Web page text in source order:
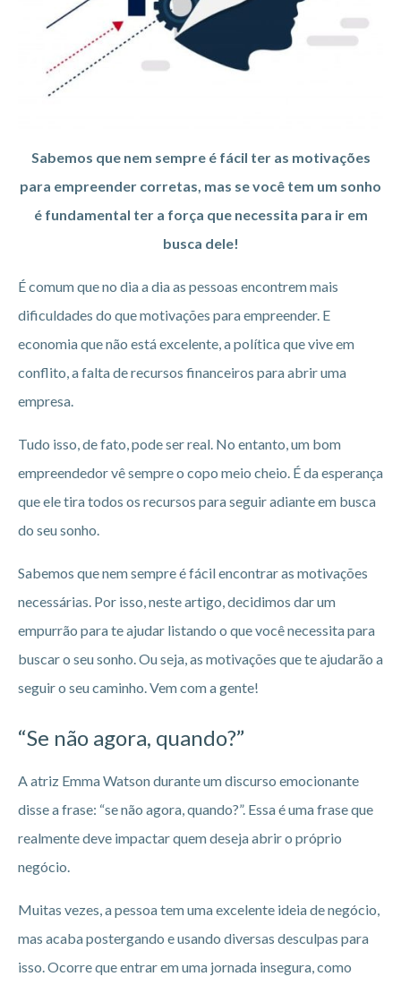
Sabemos que nem sempre é fácil ter as motivações
para empreender corretas, mas se você tem um sonho
é fundamental ter a força que necessita para ir em
busca dele!
É comum que no dia a dia as pessoas encontrem mais
dificuldades do que motivações para empreender. E
economia que não está excelente, a política que vive em
conflito, a falta de recursos financeiros para abrir uma
empresa.
Tudo isso, de fato, pode ser real. No entanto, um bom
empreendedor vê sempre o copo meio cheio. É da esperança
que ele tira todos os recursos para seguir adiante em busca
do seu sonho.
Sabemos que nem sempre é fácil encontrar as motivações
necessárias. Por isso, neste artigo, decidimos dar um
empurrão para te ajudar listando o que você necessita para
buscar o seu sonho. Ou seja, as motivações que te ajudarão a
seguir o seu caminho. Vem com a gente!
“Se não agora, quando?”
A atriz Emma Watson durante um discurso emocionante
disse a frase: “se não agora, quando?”. Essa é uma frase que
realmente deve impactar quem deseja abrir o próprio
negócio.
Muitas vezes, a pessoa tem uma excelente ideia de negócio,
mas acaba postergando e usando diversas desculpas para
isso. Ocorre que entrar em uma jornada insegura, como